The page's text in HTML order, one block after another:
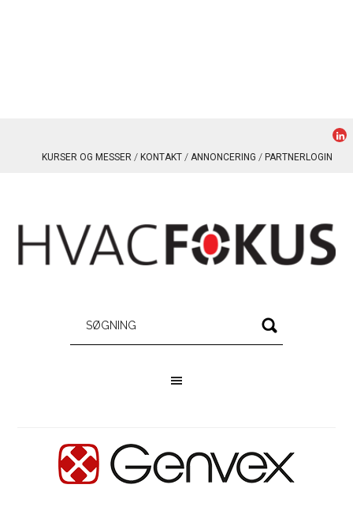
KURSER OG MESSER KONTAKT ANNONCERING PARTNERLOGIN